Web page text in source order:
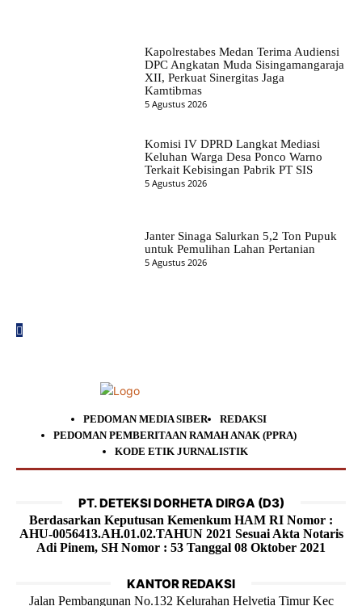
Kapolrestabes Medan Terima Audiensi
DPC Angkatan Muda Sisingamangaraja
XII, Perkuat Sinergitas Jaga
Kamtibmas
5 Agustus 2026
Komisi IV DPRD Langkat Mediasi
Keluhan Warga Desa Ponco Warno
Terkait Kebisingan Pabrik PT SIS
5 Agustus 2026
Janter Sinaga Salurkan 5,2 Ton Pupuk
untuk Pemulihan Lahan Pertanian
5 Agustus 2026
PEDOMAN MEDIA SIBER
REDAKSI
PEDOMAN PEMBERITAAN RAMAH ANAK (PPRA)
KODE ETIK JURNALISTIK
PT. DETEKSI DORHETA DIRGA (D3)
Berdasarkan Keputusan Kemenkum HAM RI Nomor :
AHU-0056413.AH.01.02.TAHUN 2021 Sesuai Akta Notaris
Adi Pinem, SH Nomor : 53 Tanggal 08 Oktober 2021
KANTOR REDAKSI
Jalan Pembangunan No.132 Kelurahan Helvetia Timur Kec